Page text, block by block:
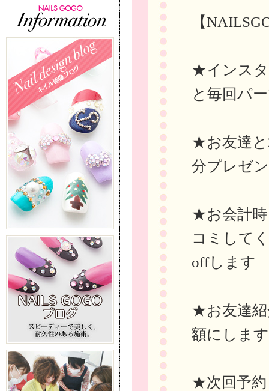
【
★インスタ
と毎回パ
★お友達と
分プレゼ
★お会計時
コミして
offします
★お友達紹
額にしま
★次回予約